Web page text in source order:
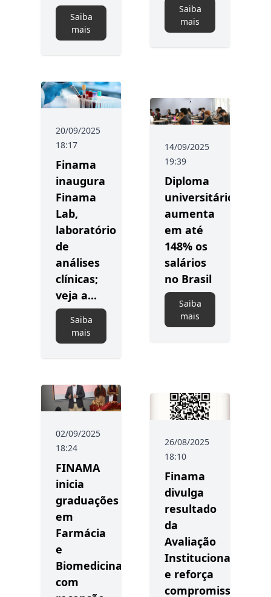
Saiba
mais
Saiba
mais
20/09/2025
18:17
Finama
inaugura
Finama
Lab,
laboratório
de
análises
clínicas;
veja a...
Saiba
mais
14/09/2025
19:39
Diploma
universitário
aumenta
em até
148% os
salários
no Brasil
Saiba
mais
02/09/2025
18:24
FINAMA
inicia
graduações
em
Farmácia
e
Biomedicina
com
26/08/2025
18:10
Finama
divulga
resultado
da
Avaliação
Institucional
e reforça
compromisso